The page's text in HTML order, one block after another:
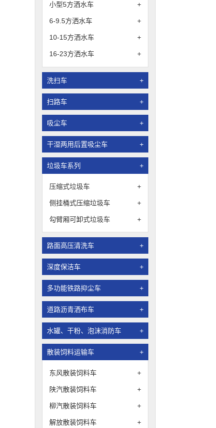
小型5方洒水车 +
6-9.5方洒水车 +
10-15方洒水车 +
16-23方洒水车 +
洗扫车 +
扫路车 +
吸尘车 +
干湿两用后置吸尘车 +
垃圾车系列 +
压缩式垃圾车 +
侧挂桶式压缩垃圾车 +
勾臂厢可卸式垃圾车 +
路面高压清洗车 +
深度保洁车 +
多功能铁路抑尘车 +
道路沥青洒布车 +
水罐、干粉、泡沫消防车 +
散装饲料运输车 +
东风散装饲料车 +
陕汽散装饲料车 +
柳汽散装饲料车 +
解放散装饲料车 +